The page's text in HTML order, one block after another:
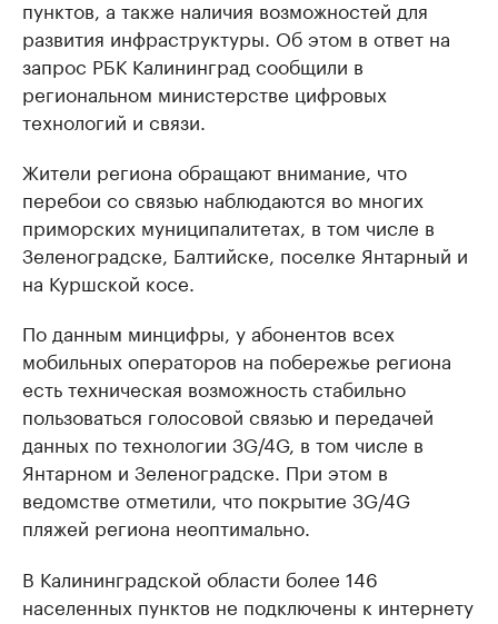
пунктов, а также наличия возможностей для
развития инфраструктуры. Об этом в ответ на
запрос РБК Калининград сообщили в
региональном министерстве цифровых
технологий и связи.
Жители региона обращают внимание, что
перебои со связью наблюдаются во многих
приморских муниципалитетах, в том числе в
Зеленоградске, Балтийске, поселке Янтарный и
на Куршской косе.
По данным минцифры, у абонентов всех
мобильных операторов на побережье региона
есть техническая возможность стабильно
пользоваться голосовой связью и передачей
данных по технологии 3G/4G, в том числе в
Янтарном и Зеленоградске. При этом в
ведомстве отметили, что покрытие 3G/4G
пляжей региона неоптимально.
В Калининградской области более 146
населенных пунктов не подключены к интернету